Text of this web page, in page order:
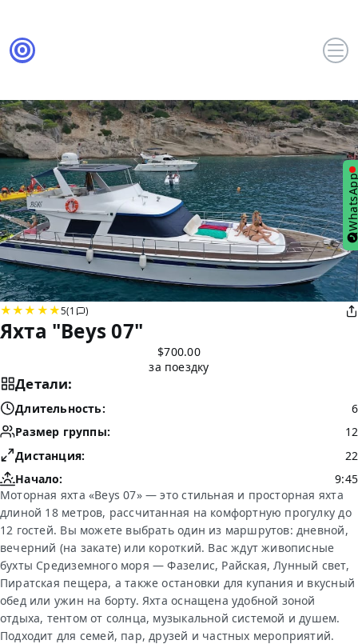
5(1 )
Яхта "Beys 07"
$700.00
за поездку
Детали:
Длительность:
6
Размер группы:
12
Дистанция:
22
Начало:
9:45
Моторная яхта «Beys 07» — это стильная и просторная яхта
длиной 18 метров, рассчитанная на комфортную прогулку до
12 гостей. Вы можете выбрать один из маршрутов: дневной,
вечерний (на закате) или короткий. Вас ждут живописные
бухты Средиземного моря — Фазелис, Райская, Лунный свет,
Пиратская пещера, а также остановки для купания и вкусный
обед или ужин на борту. Яхта оснащена удобной зоной
отдыха, тентом от солнца, музыкальной системой и душем.
Подходит для семей, пар, друзей и частных мероприятий.